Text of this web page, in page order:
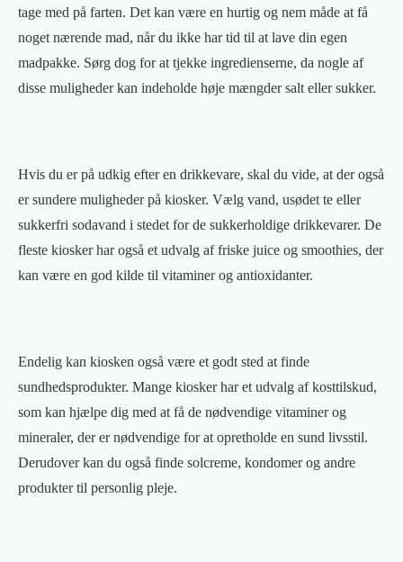
tage med på farten. Det kan være en hurtig og nem måde at få
noget nærende mad, når du ikke har tid til at lave din egen
madpakke. Sørg dog for at tjekke ingredienserne, da nogle af
disse muligheder kan indeholde høje mængder salt eller sukker.
Hvis du er på udkig efter en drikkevare, skal du vide, at der også
er sundere muligheder på kiosker. Vælg vand, usødet te eller
sukkerfri sodavand i stedet for de sukkerholdige drikkevarer. De
fleste kiosker har også et udvalg af friske juice og smoothies, der
kan være en god kilde til vitaminer og antioxidanter.
Endelig kan kiosken også være et godt sted at finde
sundhedsprodukter. Mange kiosker har et udvalg af kosttilskud,
som kan hjælpe dig med at få de nødvendige vitaminer og
mineraler, der er nødvendige for at opretholde en sund livsstil.
Derudover kan du også finde solcreme, kondomer og andre
produkter til personlig pleje.